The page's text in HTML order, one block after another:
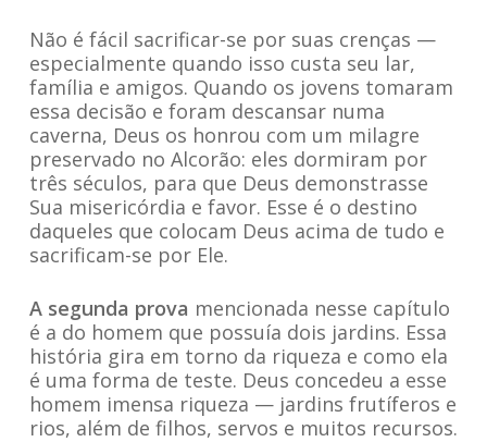
Não é fácil sacrificar-se por suas crenças —
especialmente quando isso custa seu lar,
família e amigos. Quando os jovens tomaram
essa decisão e foram descansar numa
caverna, Deus os honrou com um milagre
preservado no Alcorão: eles dormiram por
três séculos, para que Deus demonstrasse
Sua misericórdia e favor. Esse é o destino
daqueles que colocam Deus acima de tudo e
sacrificam-se por Ele.
A segunda prova mencionada nesse capítulo
é a do homem que possuía dois jardins. Essa
história gira em torno da riqueza e como ela
é uma forma de teste. Deus concedeu a esse
homem imensa riqueza — jardins frutíferos e
rios, além de filhos, servos e muitos recursos.